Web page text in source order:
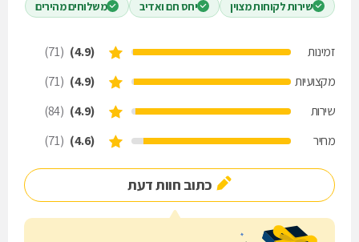
שירות לקוחות מצוין יחס חם ואדיב משלוחים מהירים
זמינות (4.9)
(71)
מקצועיות
(4.9)
(71)
שירות
(4.9)
(84)
מחיר
(4.6)
(71)
כתוב חוות דעת